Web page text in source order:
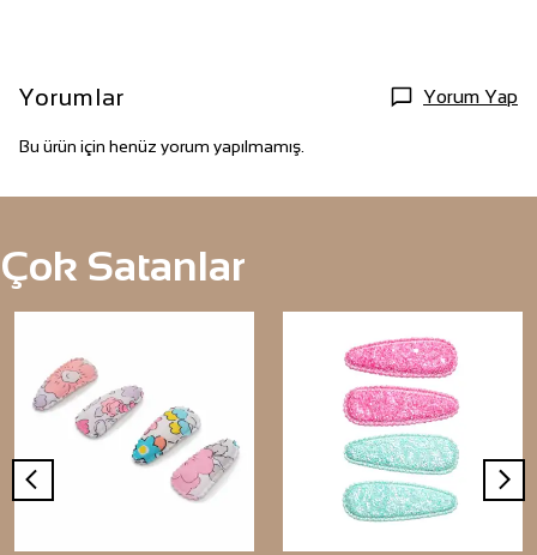
Yorumlar Yorum Yap
Bu ürün için henüz yorum yapılmamış.
Çok Satanlar